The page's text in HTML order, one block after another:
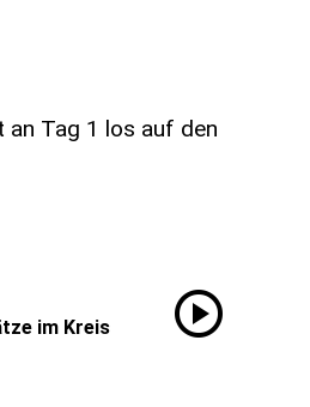
an Tag 1 los auf den
im Kreis
play_circle